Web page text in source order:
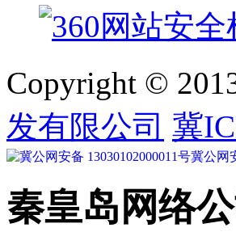
Copyright ©
发有限公司 冀
冀公网
秦皇岛网络公